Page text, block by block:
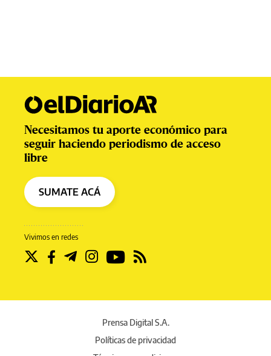
Vivimos en redes
Necesitamos tu aporte económico para
seguir haciendo periodismo de acceso
libre
SUMATE ACÁ
Prensa Digital S.A.
Políticas de privacidad